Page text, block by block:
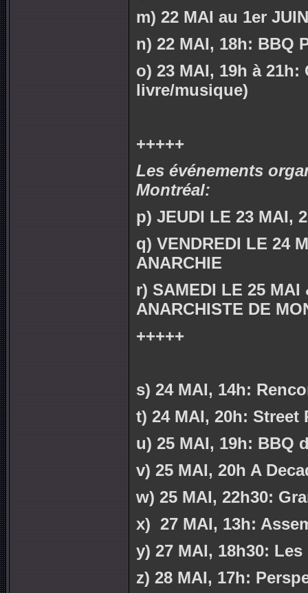
m) 22 MAI au 1er
n) 22 MAI, 18h: BBQ
o) 23 MAI, 19h à
livre/musique)
+++++
Les événements
Montréal:
p) JEUDI LE 23 MAI,
q) VENDREDI LE 24
ANARCHIE
r) SAMEDI LE 25
ANARCHISTE DE
+++++
s) 24 MAI, 14h:
t) 24 MAI, 20h:
u) 25 MAI, 19h: BBQ
v) 25 MAI, 20h A
w) 25 MAI, 22h30:
x) 27 MAI, 13h:
y) 27 MAI, 18h30:
z) 28 MAI, 17h: